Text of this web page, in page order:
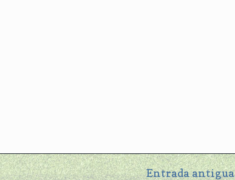
Entrada antigua